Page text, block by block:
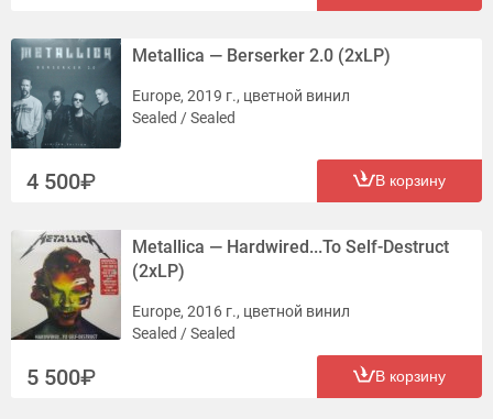
Metallica — Berserker 2.0 (2xLP)
Europe, 2019 г., цветной винил
Sealed / Sealed
4 500 В корзину
Metallica — Hardwired...To Self-Destruct
(2xLP)
Europe, 2016 г., цветной винил
Sealed / Sealed
5 500 В корзину